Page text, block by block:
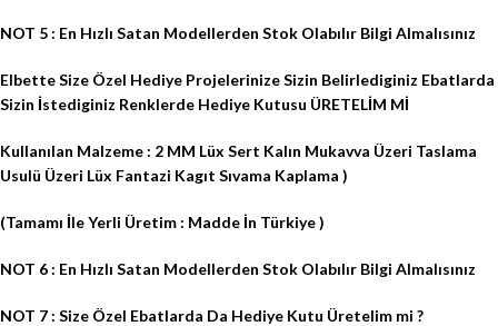
NOT 5 : En Hızlı Satan Modellerden Stok Olabılır Bilgi Almalısınız
Elbette Size Özel Hediye Projelerinize Sizin Belirlediginiz Ebatlarda
Sizin İstediginiz Renklerde Hediye Kutusu ÜRETELİM Mİ
Kullanılan Malzeme : 2 MM Lüx Sert Kalın Mukavva Üzeri Taslama
Usulü Üzeri Lüx Fantazi Kagıt Sıvama Kaplama )
(Tamamı İle Yerli Üretim : Madde İn Türkiye )
NOT 6 : En Hızlı Satan Modellerden Stok Olabılır Bilgi Almalısınız
NOT 7 : Size Özel Ebatlarda Da Hediye Kutu Üretelim mi ?